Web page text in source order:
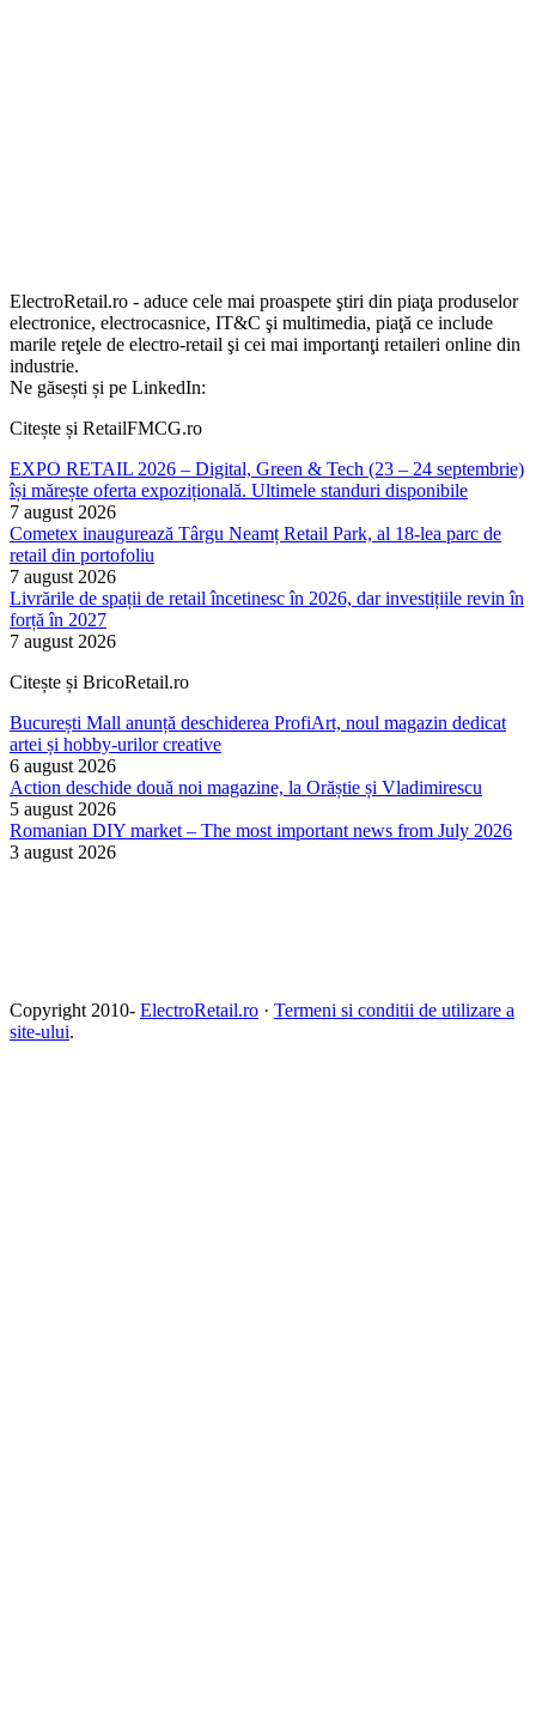
ElectroRetail.ro - aduce cele mai proaspete ştiri din piaţa produselor
electronice, electrocasnice, IT&C şi multimedia, piaţă ce include
marile reţele de electro-retail şi cei mai importanţi retaileri online din
industrie.
Ne găsești și pe LinkedIn:
Citește și RetailFMCG.ro
EXPO RETAIL 2026 – Digital, Green & Tech (23 – 24 septembrie)
își mărește oferta expozițională. Ultimele standuri disponibile
7 august 2026
Cometex inaugurează Târgu Neamț Retail Park, al 18-lea parc de
retail din portofoliu
7 august 2026
Livrările de spații de retail încetinesc în 2026, dar investițiile revin în
forță în 2027
7 august 2026
Citește și BricoRetail.ro
București Mall anunță deschiderea ProfiArt, noul magazin dedicat
artei și hobby-urilor creative
6 august 2026
Action deschide două noi magazine, la Orăștie și Vladimirescu
5 august 2026
Romanian DIY market – The most important news from July 2026
3 august 2026
Copyright 2010- ElectroRetail.ro · Termeni si conditii de utilizare a
site-ului.